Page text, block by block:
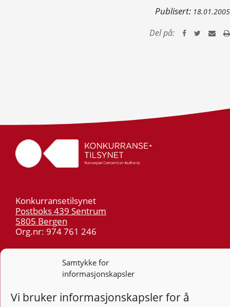
Samtykke for
informasjonskapsler
Vi bruker informasjonskapsler for å
Publisert: 18.01.2005
Del på:
Konkurransetilsynet
Postboks 439 Sentrum
5805 Bergen
Org.nr: 974 761 246
55 59 75 00
post@kt.no